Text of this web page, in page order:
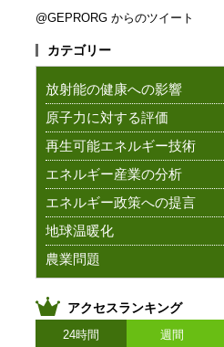
@GEPRORG からのツイート
カテゴリー
放射能の健康への影響
原子力に対する評価
再生可能エネルギー技術
エネルギー産業の分析
エネルギー政策への提言
地球温暖化
農業問題
アクセスランキング
24時間 週間